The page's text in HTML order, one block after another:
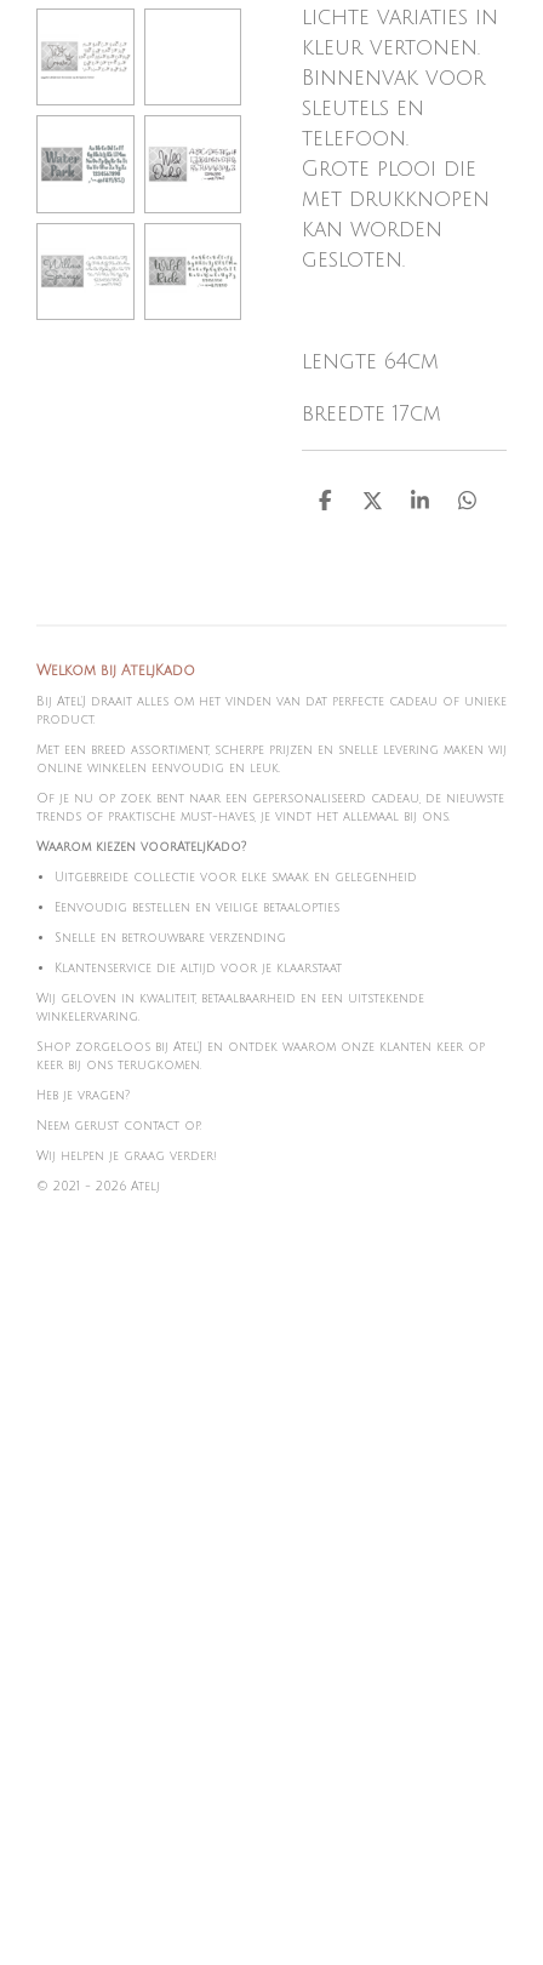
lichte variaties in
kleur vertonen.
Binnenvak voor
sleutels en
telefoon.
Grote plooi die
met drukknopen
kan worden
gesloten.
lengte 64cm
breedte 17cm
D
D
S
D
Welkom bij AteljKado
Bij Atel'J draait alles om het vinden van dat perfecte cadeau of unieke
product.
Met een breed assortiment, scherpe prijzen en snelle levering maken wij
online winkelen eenvoudig en leuk.
Of je nu op zoek bent naar een gepersonaliseerd cadeau, de nieuwste
trends of praktische must-haves, je vindt het allemaal bij ons.
Waarom kiezen voorAteljKado?
Uitgebreide collectie voor elke smaak en gelegenheid
Eenvoudig bestellen en veilige betaalopties
Snelle en betrouwbare verzending
Klantenservice die altijd voor je klaarstaat
Wij geloven in kwaliteit, betaalbaarheid en een uitstekende
winkelervaring.
Shop zorgeloos bij Atel'J en ontdek waarom onze klanten keer op
keer bij ons terugkomen.
Heb je vragen?
Neem gerust contact op.
Wij helpen je graag verder!
© 2021 - 2026 Atelj